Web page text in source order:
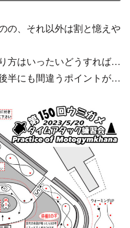
の、それ以外は割と憶えや
方はいったいどうすれば…
半にも間違うポイントが…